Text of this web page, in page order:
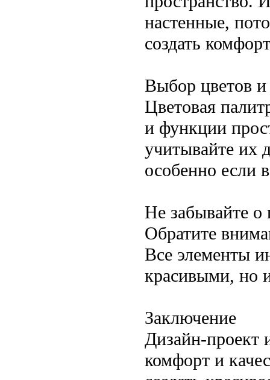
настенные,
создать
Выбор цветов и
Цветовая
и функции
учитывайте их
особенно если
Не забывайте о
Обратите
Все элементы
красивыми, но
Заключение
Дизайн-проект
комфорт и